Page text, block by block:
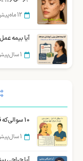
12 ماه پیش
1 سال پیش
سوالات
12 ماه پیش
10 سوالی که قبل از عمل بینی باید از جراح خود بپرسید
10 سوالی که قبل از عمل بینی باید از جراح خود بپرسید
1 سال پیش